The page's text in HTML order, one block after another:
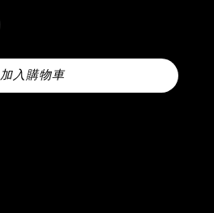
加入購物車